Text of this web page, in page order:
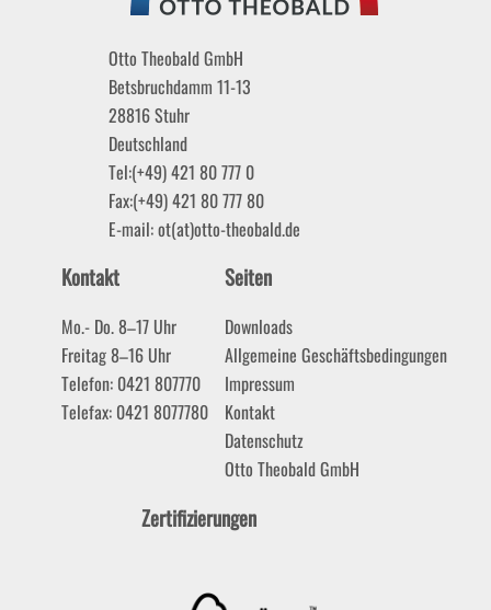
Otto Theobald GmbH
Betsbruchdamm 11-13
28816Stuhr
Deutschland
Tel:(+49) 421 80 777 0
Fax:(+49) 421 80 777 80
E-mail:ot(at)otto-theobald.de
Kontakt
Mo.- Do. 8–17 Uhr
Freitag 8–16 Uhr
Telefon: 0421 807770
Telefax: 0421 8077780
Seiten
Downloads
Allgemeine Geschäftsbedingungen
Impressum
Kontakt
Datenschutz
Otto Theobald GmbH
Zertifizierungen